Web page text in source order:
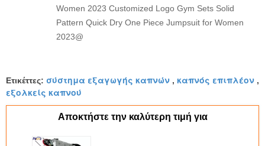
Women 2023 Customized Logo Gym Sets Solid
Pattern Quick Dry One Piece Jumpsuit for Women
2023@
Ετικέττες: σύστημα εξαγωγής καπνών , καπνός επιπλέον ,
εξολκείς καπνού
Αποκτήστε την καλύτερη τιμή για